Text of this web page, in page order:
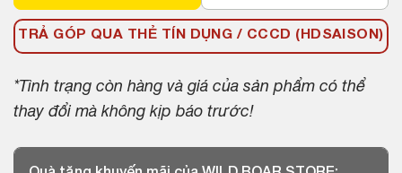
TRẢ GÓP QUA THẺ TÍN DỤNG / CCCD (HDSAISON)
*Tình trạng còn hàng và giá của sản phẩm có thể
thay đổi mà không kịp báo trước!